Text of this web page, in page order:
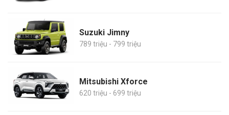
Suzuki Jimny
789 triệu - 799 triệu
Mitsubishi Xforce
620 triệu - 699 triệu